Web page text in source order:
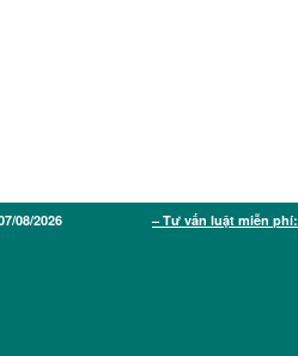
08/2026 – Tư vấn luật miễn phí: